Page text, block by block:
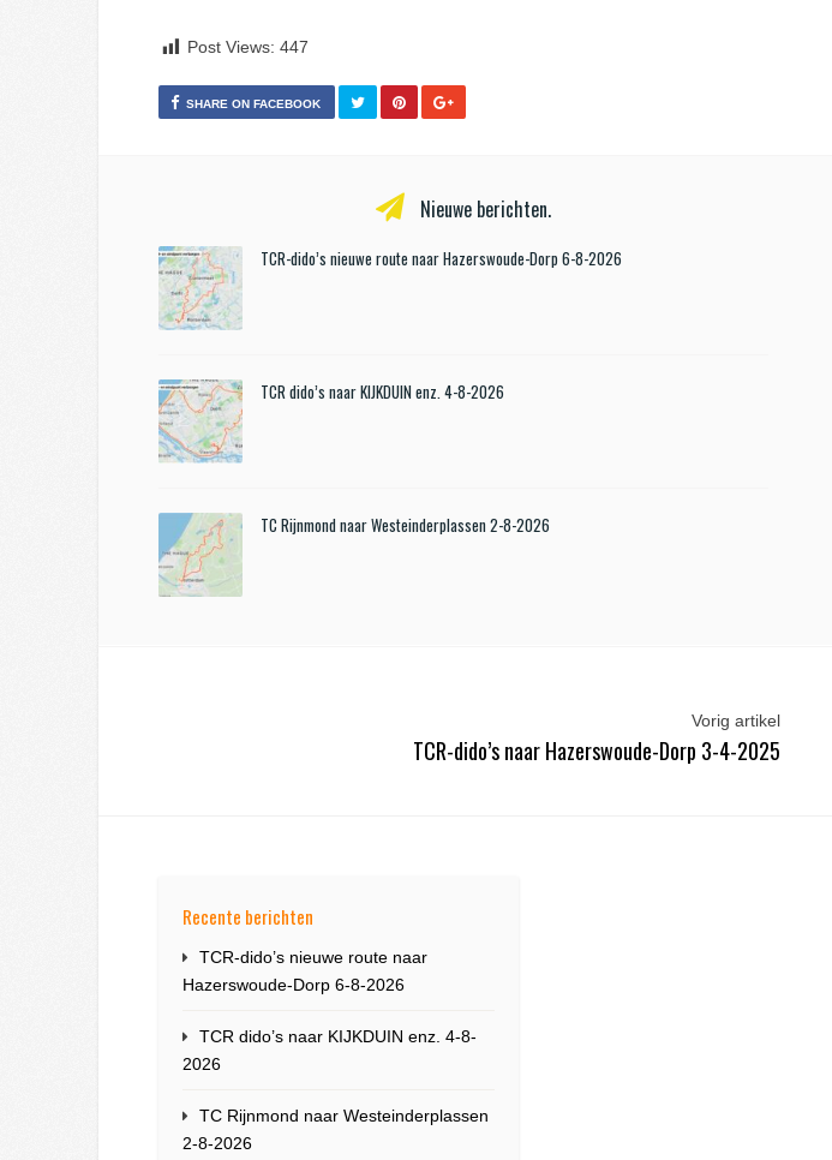
Post Views: 447
SHARE ON FACEBOOK
Nieuwe berichten.
TCR-dido’s nieuwe route naar Hazerswoude-Dorp 6-8-2026
TCR dido’s naar KIJKDUIN enz. 4-8-2026
TC Rijnmond naar Westeinderplassen 2-8-2026
Vorig artikel
TCR-dido’s naar Hazerswoude-Dorp 3-4-2025
Recente berichten
TCR-dido’s nieuwe route naar
Hazerswoude-Dorp 6-8-2026
TCR dido’s naar KIJKDUIN enz. 4-8-
2026
TC Rijnmond naar Westeinderplassen
2-8-2026